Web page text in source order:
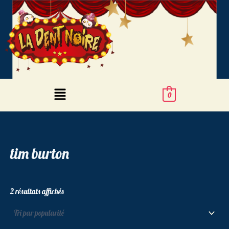
Aller
contenu
0
Menu
tim burton
2 résultats affichés
Trié
par
popularité